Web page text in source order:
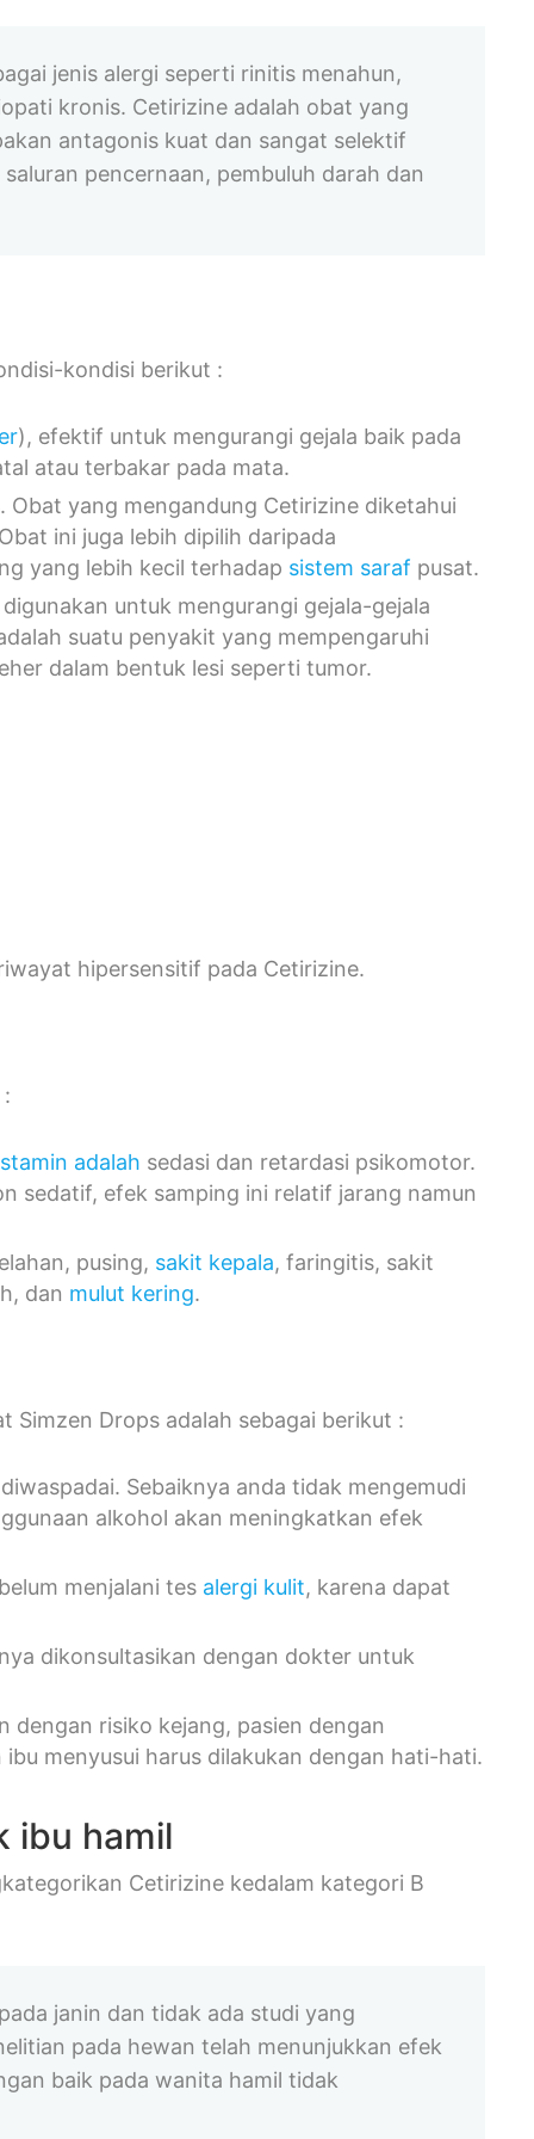
jenis alergi seperti rinitis menahun,
kronis. Cetirizine adalah obat yang
antagonis kuat dan sangat selektif
pencernaan, pembuluh darah dan
kondisi berikut :
), efektif untuk mengurangi gejala baik pada
atau terbakar pada mata.
Obat yang mengandung Cetirizine diketahui
ini juga lebih dipilih daripada
yang lebih kecil terhadap sistem saraf pusat.
untuk mengurangi gejala-gejala
suatu penyakit yang mempengaruhi
dalam bentuk lesi seperti tumor.
hipersensitif pada Cetirizine.
adalah sedasi dan retardasi psikomotor.
sedatif, efek samping ini relatif jarang namun
pusing, sakit kepala, faringitis, sakit
dan mulut kering.
Simzen Drops adalah sebagai berikut :
Sebaiknya anda tidak mengemudi
alkohol akan meningkatkan efek
menjalani tes alergi kulit, karena dapat
dikonsultasikan dengan dokter untuk
dengan risiko kejang, pasien dengan
menyusui harus dilakukan dengan hati-hati.
ibu hamil
Cetirizine kedalam kategori B
janin dan tidak ada studi yang
pada hewan telah menunjukkan efek
baik pada wanita hamil tidak